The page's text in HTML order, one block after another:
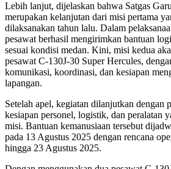
Lebih lanjut, dijelaskan bahwa Satgas
merupakan kelanjutan dari misi pertama
dilaksanakan tahun lalu. Dalam
pesawat berhasil mengirimkan bantuan
sesuai kondisi medan. Kini, misi kedua
pesawat C-130J-30 Super Hercules,
komunikasi, koordinasi, dan kesiapan
lapangan.
Setelah apel, kegiatan dilanjutkan dengan
kesiapan personel, logistik, dan peralatan
misi. Bantuan kemanusiaan tersebut
pada 13 Agustus 2025 dengan rencana
hingga 23 Agustus 2025.